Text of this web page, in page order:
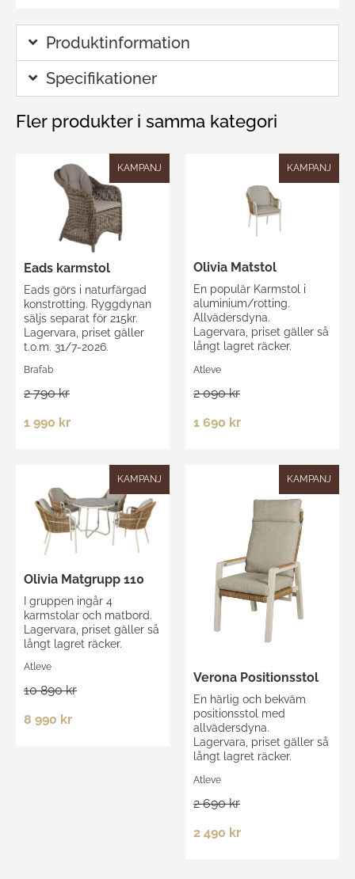
Produktinformation
Specifikationer
Fler produkter i samma kategori
KAMPANJ
Eads karmstol
Eads görs i naturfärgad
konstrotting. Ryggdynan
säljs separat för 215kr.
Lagervara, priset gäller
t.o.m. 31/7-2026.
Brafab
2 790 kr
1 990 kr
KAMPANJ
Olivia Matstol
En populär Karmstol i
aluminium/rotting.
Allvädersdyna.
Lagervara, priset gäller så
långt lagret räcker.
Atleve
2 090 kr
1 690 kr
KAMPANJ
Olivia Matgrupp 110
I gruppen ingår 4
karmstolar och matbord.
Lagervara, priset gäller så
långt lagret räcker.
Atleve
10 890 kr
8 990 kr
KAMPANJ
Verona Positionsstol
En härlig och bekväm
positionsstol med
allvädersdyna.
Lagervara, priset gäller så
långt lagret räcker.
Atleve
2 690 kr
2 490 kr